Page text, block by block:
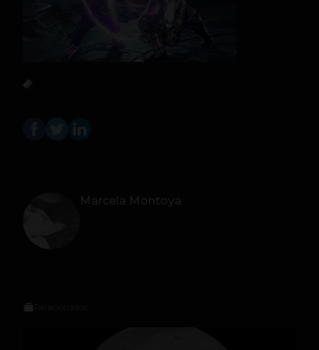
Marcela Montoya